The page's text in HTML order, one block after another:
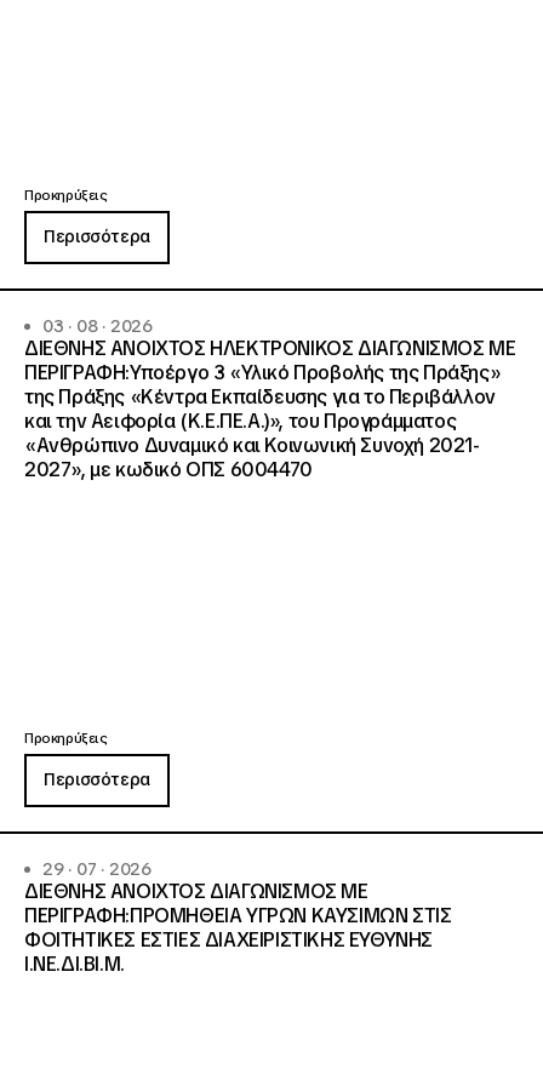
Προκηρύξεις
Περισσότερα
03 · 08 · 2026
ΔΙΕΘΝΗΣ ΑΝΟΙΧΤΟΣ ΗΛΕΚΤΡΟΝΙΚΟΣ ΔΙΑΓΩΝΙΣΜΟΣ ΜΕ
ΠΕΡΙΓΡΑΦΗ:Υποέργο 3 «Υλικό Προβολής της Πράξης»
της Πράξης «Κέντρα Εκπαίδευσης για το Περιβάλλον
και την Αειφορία (Κ.Ε.ΠΕ.Α.)», του Προγράμματος
«Ανθρώπινο Δυναμικό και Κοινωνική Συνοχή 2021-
2027», με κωδικό ΟΠΣ 6004470
Προκηρύξεις
Περισσότερα
29 · 07 · 2026
ΔΙΕΘΝΗΣ ΑΝΟΙΧΤΟΣ ΔΙΑΓΩΝΙΣΜΟΣ ΜΕ
ΠΕΡΙΓΡΑΦΗ:ΠΡΟΜΗΘΕΙΑ ΥΓΡΩΝ ΚΑΥΣΙΜΩΝ ΣΤΙΣ
ΦΟΙΤΗΤΙΚΕΣ ΕΣΤΙΕΣ ΔΙΑΧΕΙΡΙΣΤΙΚΗΣ ΕΥΘΥΝΗΣ
Ι.ΝΕ.ΔΙ.ΒΙ.Μ.